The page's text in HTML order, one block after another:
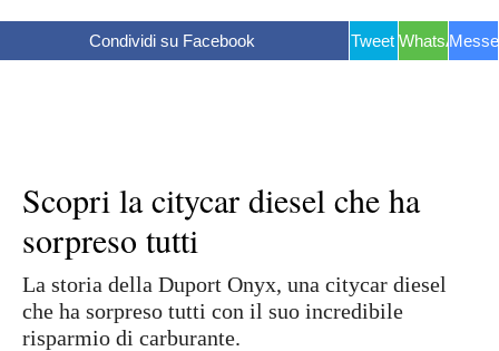
Condividi su Facebook Tweet WhatsApp
Scopri la citycar diesel che ha
sorpreso tutti
La storia della Duport Onyx, una citycar diesel
che ha sorpreso tutti con il suo incredibile
risparmio di carburante.